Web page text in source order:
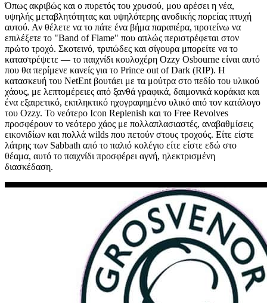
Όπως ακριβώς και ο πυρετός του χρυσού, μου αρέσει η νέα,
υψηλής μεταβλητότητας και υψηλότερης ανοδικής πορείας πτυχή
αυτού. Αν θέλετε να το πάτε ένα βήμα παραπέρα, προτείνω να
επιλέξετε το "Band of Flame" που απλώς περιστρέφεται στον
πρώτο τροχό. Σκοτεινό, τριπώδες και σίγουρα μπορείτε να το
καταστρέψετε — το παιχνίδι κουλοχέρη Ozzy Osbourne είναι αυτό
που θα περίμενε κανείς για το Prince out of Dark (RIP). Η
κατασκευή του NetEnt βουτάει με τα μούτρα στο πεδίο του υλικού
χάους, με λεπτομέρειες από ξανθά γραφικά, δαιμονικά κοράκια και
ένα εξαιρετικό, εκπληκτικό ηχογραφημένο υλικό από τον κατάλογο
του Ozzy. Το νεότερο Icon Replenish και το Free Revolves
προσφέρουν το νεότερο χάος με πολλαπλασιαστές, αναβαθμίσεις
εικονιδίων και πολλά wilds που πετούν στους τροχούς. Είτε είστε
λάτρης των Sabbath από το παλιό κολέγιο είτε είστε εδώ στο
θέαμα, αυτό το παιχνίδι προσφέρει αγνή, ηλεκτρισμένη
διασκέδαση.